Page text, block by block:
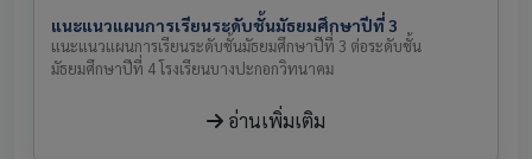
แนะแนวแผนการเรียนระดับชั้นมัธยมศึกษาปีที่ 3
แนะแนวแผนการเรียนระดับชั้นมัธยมศึกษาปีที่ 3 ต่อระดับชั้น
มัธยมศึกษาปีที่ 4 โรงเรียนบางปะกอกวิทนาคม
อ่านเพิ่มเติม